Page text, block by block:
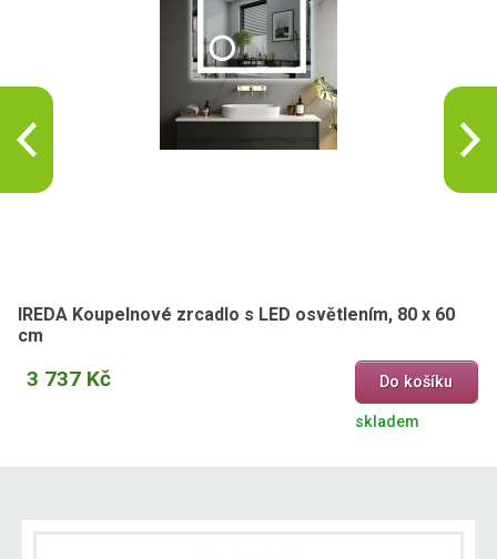
IREDA Koupelnové zrcadlo s LED osvětlením, 80 x 60
cm
3 737 Kč Do košíku
skladem